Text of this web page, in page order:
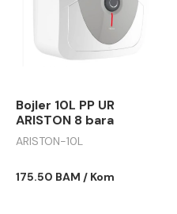
Bojler 10L PP UR
ARISTON 8 bara
ARISTON-10L
175.50 BAM / Kom